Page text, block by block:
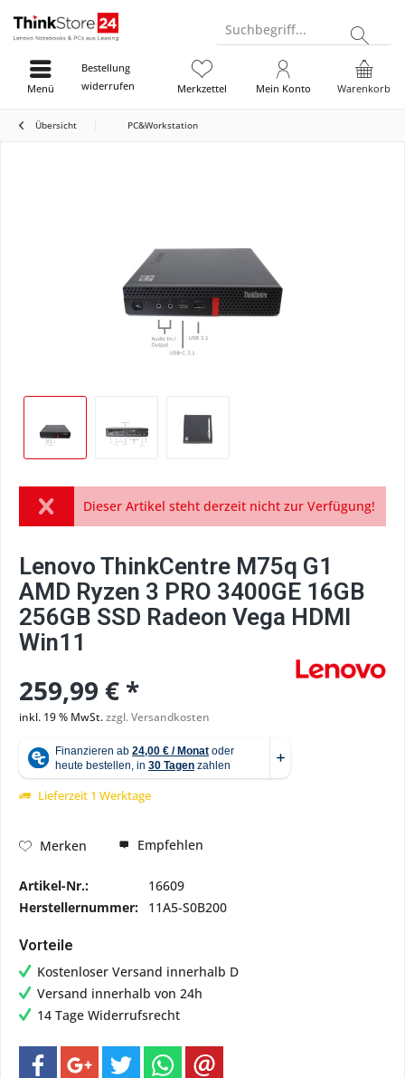
Suchbegriff...
Bestellung
widerrufen
Warenkorb
Merkzettel Mein Konto
Menü
Übersicht PC&Workstation
Dieser Artikel steht derzeit nicht zur Verfügung!
Lenovo ThinkCentre M75q G1
AMD Ryzen 3 PRO 3400GE 16GB
256GB SSD Radeon Vega HDMI
Win11
259,99 € *
inkl. 19 % MwSt.zzgl. Versandkosten
Lieferzeit 1 Werktage
Merken Empfehlen
Artikel-Nr.:
16609
Herstellernummer:
11A5-S0B200
Vorteile
Kostenloser Versand innerhalb D
Versand innerhalb von 24h
14 Tage Widerrufsrecht